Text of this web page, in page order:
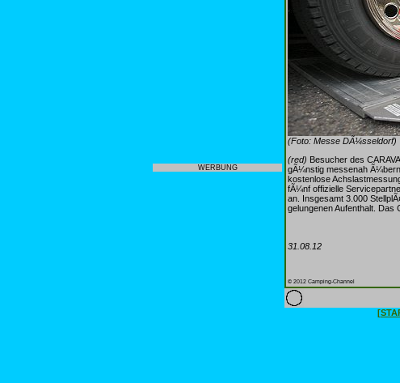
WERBUNG
(Foto: Messe DÃ¼sseldorf)
(red) Besucher des
gÃ¼nstig messenah
kostenlose
fÃ¼nf offizielle
an. Insgesamt 3.000
gelungenen Aufenthalt. Das
31.08.12
© 2012 Camping-Channel